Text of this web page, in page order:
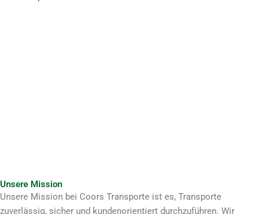
Unsere Mission
Unsere Mission bei Coors Transporte ist es, Transporte
zuverlässig, sicher und kundenorientiert durchzuführen. Wir